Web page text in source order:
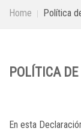
Home Política
POLÍTICA
En esta